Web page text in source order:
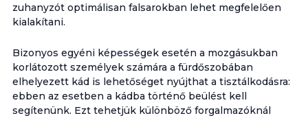
zuhanyzót optimálisan falsarokban lehet megfelelően
kialakítani.
Bizonyos egyéni képességek esetén a mozgásukban
korlátozott személyek számára a fürdőszobában
elhelyezett kád is lehetőséget nyújthat a tisztálkodásra:
ebben az esetben a kádba történő beülést kell
segítenünk. Ezt tehetjük különböző forgalmazóknál